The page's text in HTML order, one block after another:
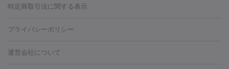
HIFU（ハイフ）
ンケア
ホワイトニング
ー治療（しみ・くすみ）
ーザー治療（毛穴・ニキビ跡）
ダーゼ
サリチル酸マクロゴールピーリング
養上清液
機器
特定商取引法に関する表示
プライバシーポリシー
運営会社について